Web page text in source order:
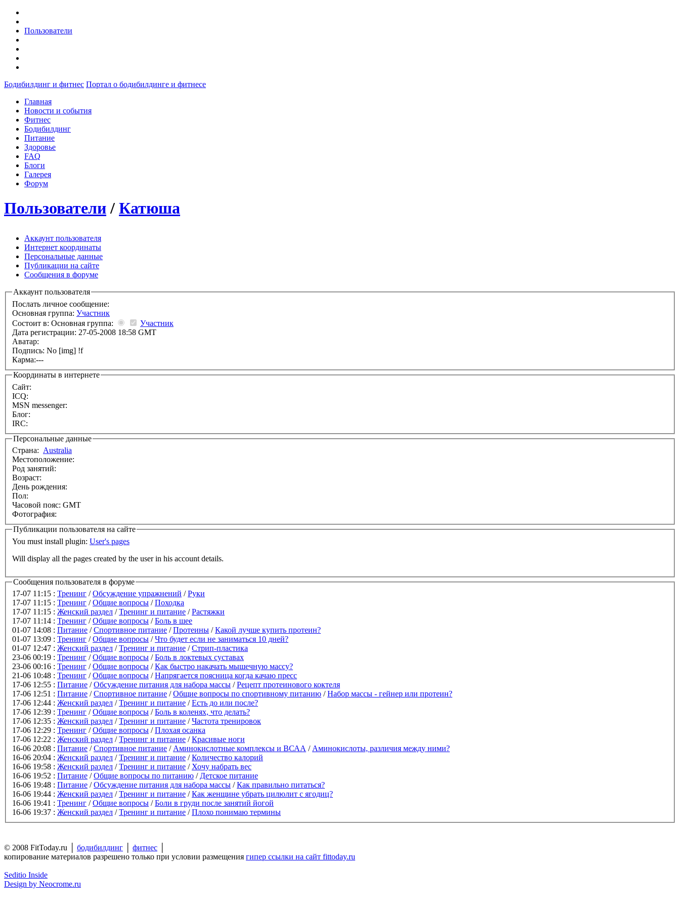
Пользователи
Бодибилдинг и фитнес Портал о бодибилдинге и фитнесе
Главная
Новости и события
Фитнес
Бодибилдинг
Питание
Здоровье
FAQ
Блоги
Галерея
Форум
Пользователи/ Катюша
Аккаунт пользователя
Интернет координаты
Персональные данные
Публикации на сайте
Сообщения в форуме
Аккаунт пользователя
Послать личное сообщение:
Основная группа: Участник
Состоит в: Основная группа:
Участник
Дата регистрации: 27-05-2008 18:58 GMT
Аватар:
Подпись: No [img] !f
Карма:---
Координаты в интернете
Сайт:
ICQ:
MSN messenger:
Блог:
IRC:
Персональные данные
Страна: Australia
Местоположение:
Род занятий:
Возраст:
День рождения:
Пол:
Часовой пояс: GMT
Фотография:
Публикации пользователя на сайте
You must install plugin: User's pages
Will display all the pages created by the user in his account details.
Сообщения пользователя в форуме
17-07 11:15 : Тренинг /Обсуждение упражнений /Руки
17-07 11:15 : Тренинг /Общие вопросы /Походка
17-07 11:15 : Женский раздел /Тренинг и питание /Растяжки
17-07 11:14 : Тренинг /Общие вопросы /Боль в шее
01-07 14:08 : Питание /Спортивное питание /Протеины /Какой лучше купить протеин?
01-07 13:09 : Тренинг /Общие вопросы /Что будет если не заниматься 10 дней?
01-07 12:47 : Женский раздел /Тренинг и питание /Стрип-пластика
23-06 00:19 : Тренинг /Общие вопросы /Боль в локтевых суставах
23-06 00:16 : Тренинг /Общие вопросы /Как быстро накачать мышечную массу?
21-06 10:48 : Тренинг /Общие вопросы /Напрягается поясница когда качаю пресс
17-06 12:55 : Питание /Обсуждение питания для набора массы /Рецепт протеинового коктеля
17-06 12:51 : Питание /Спортивное питание /Общие вопросы по спортивному питанию /Набор массы - гейнер или протеин?
17-06 12:44 : Женский раздел /Тренинг и питание /Есть до или после?
17-06 12:39 : Тренинг /Общие вопросы /Боль в коленях, что делать?
17-06 12:35 : Женский раздел /Тренинг и питание /Частота тренировок
17-06 12:29 : Тренинг /Общие вопросы /Плохая осанка
17-06 12:22 : Женский раздел /Тренинг и питание /Красивые ноги
16-06 20:08 : Питание /Спортивное питание /Аминокислотные комплексы и ВСАА /Аминокислоты, различия между ними?
16-06 20:04 : Женский раздел /Тренинг и питание /Количество калорий
16-06 19:58 : Женский раздел /Тренинг и питание /Хочу набрать вес
16-06 19:52 : Питание /Общие вопросы по питанию /Детское питание
16-06 19:48 : Питание /Обсуждение питания для набора массы /Как правильно питаться?
16-06 19:44 : Женский раздел /Тренинг и питание /Как женщине убрать цилюлит с ягодиц?
16-06 19:41 : Тренинг /Общие вопросы /Боли в груди после занятий йогой
16-06 19:37 : Женский раздел /Тренинг и питание /Плохо понимаю термины
© 2008 FitToday.ru │ бодибилдинг фитнес
копирование материалов разрешено только при условии размещения гипер ссылки на сайт fittoday.ru
Seditio Inside
Design by Neocrome.ru